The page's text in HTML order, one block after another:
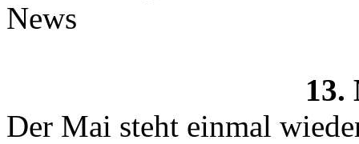
News
13.
Der Mai steht einmal